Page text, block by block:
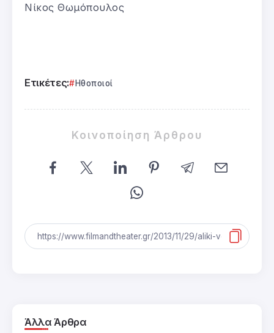
Νίκος Θωμόπουλος
Ετικέτες: Ηθοποιοί
Κοινοποίηση Άρθρου
Άλλα Άρθρα